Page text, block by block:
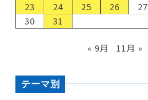
23
24 25 26 27
30
31
« 9月 11月 »
テーマ別